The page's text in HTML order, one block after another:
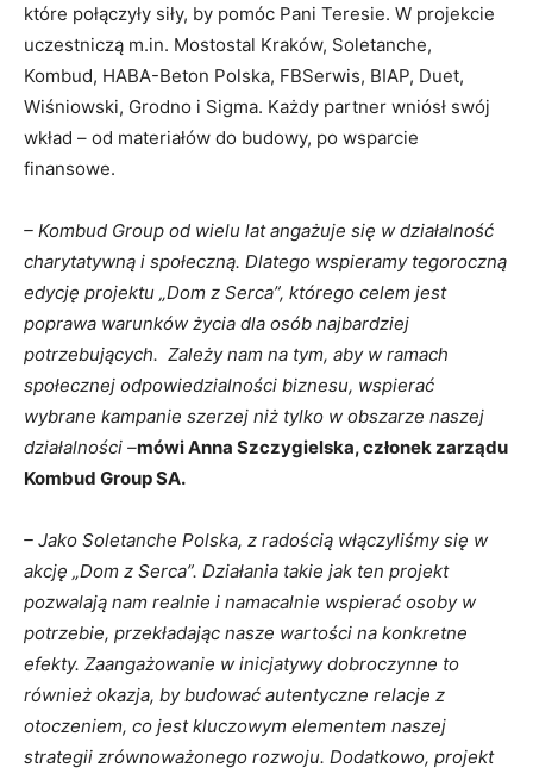
które połączyły siły, by pomóc Pani Teresie. W projekcie
uczestniczą m.in. Mostostal Kraków, Soletanche,
Kombud, HABA-Beton Polska, FBSerwis, BIAP, Duet,
Wiśniowski, Grodno i Sigma. Każdy partner wniósł swój
wkład – od materiałów do budowy, po wsparcie
finansowe.
– Kombud Group od wielu lat angażuje się w działalność
charytatywną i społeczną. Dlatego wspieramy tegoroczną
edycję projektu „Dom z Serca”, którego celem jest
poprawa warunków życia dla osób najbardziej
potrzebujących. Zależy nam na tym, aby w ramach
społecznej odpowiedzialności biznesu, wspierać
wybrane kampanie szerzej niż tylko w obszarze naszej
działalności –mówi Anna Szczygielska, członek zarządu
Kombud Group SA.
– Jako Soletanche Polska, z radością włączyliśmy się w
akcję „Dom z Serca”. Działania takie jak ten projekt
pozwalają nam realnie i namacalnie wspierać osoby w
potrzebie, przekładając nasze wartości na konkretne
efekty. Zaangażowanie w inicjatywy dobroczynne to
również okazja, by budować autentyczne relacje z
otoczeniem, co jest kluczowym elementem naszej
strategii zrównoważonego rozwoju. Dodatkowo, projekt